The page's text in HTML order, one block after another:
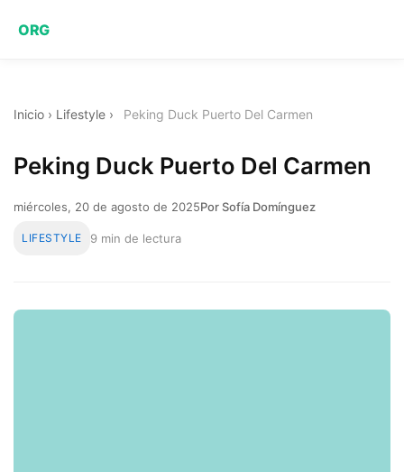
ORG
Inicio › Lifestyle › Peking Duck Puerto Del Carmen
Peking Duck Puerto Del Carmen
miércoles, 20 de agosto de 2025Por Sofía Domínguez
LIFESTYLE 9 min de lectura